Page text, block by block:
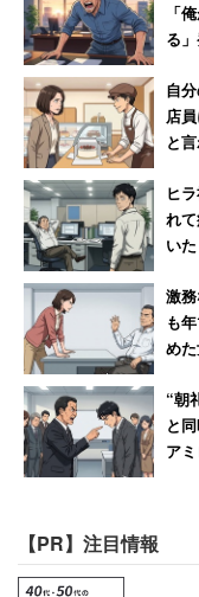
「
る
自
店
と
ヒ
れ
い
激
も
め
“朝
と
ア
【PR】注目情報